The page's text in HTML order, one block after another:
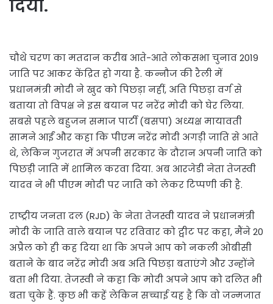
दिया.
चौथे चरण का मतदान करीब आते-आते लोकसभा चुनाव 2019
जाति पर आकर केंद्रित हो गया है. कन्नौज की रैली में
प्रधानमंत्री मोदी ने खुद को पिछड़ा नहीं, अति पिछड़ा वर्ग से
बताया तो विपक्ष ने इस बयान पर नरेंद्र मोदी को घेर लिया.
सबसे पहले बहुजन समाज पार्टी (बसपा) अध्यक्ष मायावती
सामने आईं और कहा कि पीएम नरेंद्र मोदी अगड़ी जाति से आते
थे, लेकिन गुजरात में अपनी सरकार के दौरान अपनी जाति को
पिछड़ी जाति में शामिल करवा दिया. अब आरजेडी नेता तेजस्वी
यादव ने भी पीएम मोदी पर जाति को लेकर टिप्पणी की है.
राष्ट्रीय जनता दल (RJD) के नेता तेजस्वी यादव ने प्रधानमंत्री
मोदी के जाति वाले बयान पर रविवार को ट्वीट पर कहा, मैंने 20
अप्रैल को ही कह दिया था कि अपने आप को नकली ओबीसी
बताने के बाद नरेंद्र मोदी अब अति पिछड़ा बताएंगे और उन्होंने
बता भी दिया. तेजस्वी ने कहा कि मोदी अपने आप को दलित भी
बता चुके हैं. कुछ भी कहें लेकिन सच्चाई यह है कि वो जन्मजात